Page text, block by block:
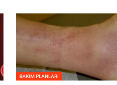
BAKIM PLANLARI